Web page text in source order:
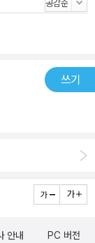
쓰기
안내 PC 버전